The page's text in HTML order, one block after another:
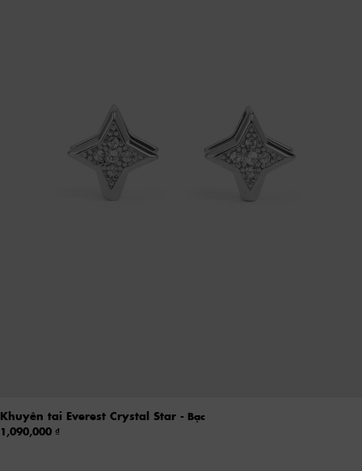
Khuyên tai Everest Crystal Star - Bạc
1,090,000